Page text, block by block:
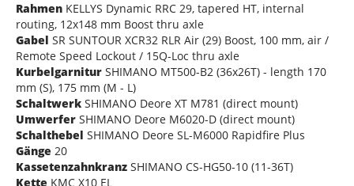
Rahmen KELLYS Dynamic RRC 29, tapered HT, internal
routing, 12x148 mm Boost thru axle
Gabel SR SUNTOUR XCR32 RLR Air (29) Boost, 100 mm, air /
Remote Speed Lockout / 15Q-Loc thru axle
Kurbelgarnitur SHIMANO MT500-B2 (36x26T) - length 170
mm (S), 175 mm (M - L)
Schaltwerk SHIMANO Deore XT M781 (direct mount)
Umwerfer SHIMANO Deore M6020-D (direct mount)
Schalthebel SHIMANO Deore SL-M6000 Rapidfire Plus
Gänge 20
Kassetenzahnkranz SHIMANO CS-HG50-10 (11-36T)
Kette KMC X10 EL